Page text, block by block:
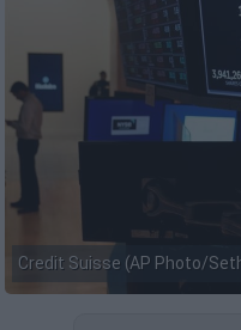
Credit Suisse (AP Photo/